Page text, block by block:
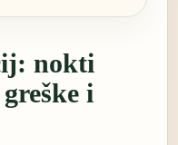
nokti
i